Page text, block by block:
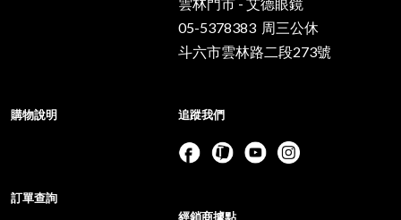
雲林門市 - 艾德眼鏡
05-5378383 周三公休
斗六市雲林路二段273號
購物說明
訂單查詢
追蹤我們
經銷商據點